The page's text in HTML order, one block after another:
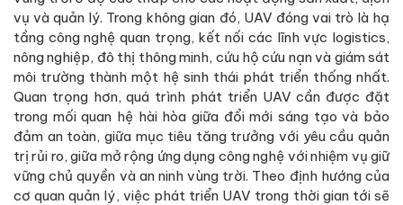
vụ và quản lý. Trong không gian đó, UAV đóng vai trò là hạ
tầng công nghệ quan trọng, kết nối các lĩnh vực logistics,
nông nghiệp, đô thị thông minh, cứu hộ cứu nạn và giám sát
môi trường thành một hệ sinh thái phát triển thống nhất.
Quan trọng hơn, quá trình phát triển UAV cần được đặt
trong mối quan hệ hài hòa giữa đổi mới sáng tạo và bảo
đảm an toàn, giữa mục tiêu tăng trưởng với yêu cầu quản
trị rủi ro, giữa mở rộng ứng dụng công nghệ với nhiệm vụ giữ
vững chủ quyền và an ninh vùng trời. Theo định hướng của
cơ quan quản lý, việc phát triển UAV trong thời gian tới sẽ